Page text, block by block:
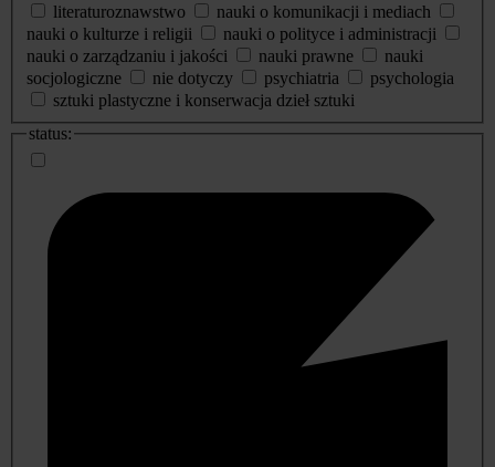
literaturoznawstwo
nauki o komunikacji i mediach
nauki o kulturze i religii
nauki o polityce i administracji
nauki o zarządzaniu i jakości
nauki prawne
nauki
socjologiczne
nie dotyczy psychiatria
psychologia
sztuki plastyczne i konserwacja dzieł sztuki
status: